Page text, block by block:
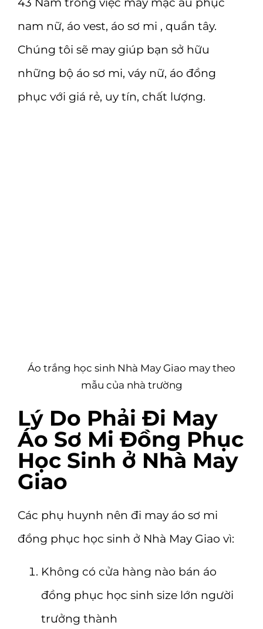
nam nữ, áo vest, áo sơ mi , quần tây.
Chúng tôi sẽ may giúp bạn sở hữu
những bộ áo sơ mi, váy nữ, áo đồng
phục với giá rẻ, uy tín, chất lượng.
Áo trắng học sinh Nhà May Giao may theo
mẫu của nhà trường
Lý Do Phải Đi May
Áo Sơ Mi Đồng Phục
Học Sinh ở Nhà May
Giao
Các phụ huynh nên đi may áo sơ mi
đồng phục học sinh ở Nhà May Giao vì:
Không có cửa hàng nào bán áo
đồng phục học sinh size lớn người
trưởng thành